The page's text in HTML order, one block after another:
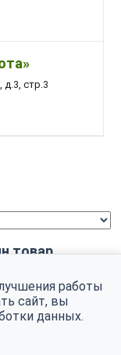
д.3, стр.3
товар.
работы
сайт, вы
данных.